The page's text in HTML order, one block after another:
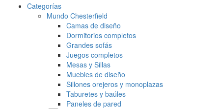
Categorías
Mundo Chesterfield
Camas de diseño
Dormitorios completos
Grandes sofás
Juegos completos
Mesas y Sillas
Muebles de diseño
Sillones orejeros y monoplazas
Taburetes y baúles
Paneles de pared